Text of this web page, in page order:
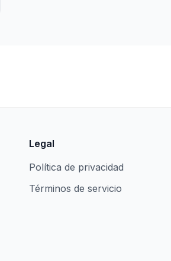
Legal
Política de privacidad
Términos de servicio